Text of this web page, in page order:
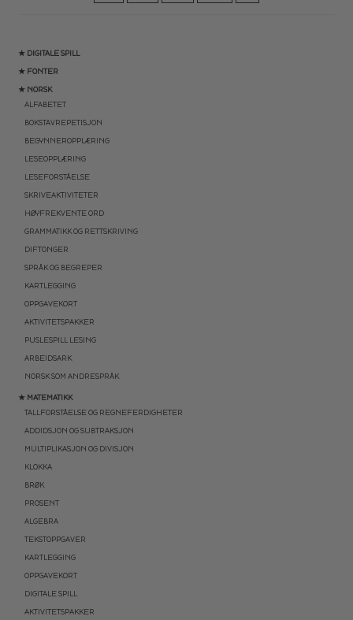
★ DIGITALE SPILL
★ FONTER
★ NORSK
ALFABETET
BOKSTAVREPETISJON
BEGYNNEROPPLÆRING
LESEOPPLÆRING
LESEFORSTÅELSE
SKRIVEAKTIVITETER
HØYFREKVENTE ORD
GRAMMATIKK OG RETTSKRIVING
DIFTONGER
SPRÅK OG BEGREPER
KARTLEGGING
OPPGAVEKORT
AKTIVITETSPAKKER
PUSLESPILL LESING
ARBEIDSARK
NORSK SOM ANDRESPRÅK
★ MATEMATIKK
TALLFORSTÅELSE OG REGNEFERDIGHETER
ADDIDSJON OG SUBTRAKSJON
MULTIPLIKASJON OG DIVISJON
KLOKKA
BRØK
PROSENT
ALGEBRA
TEKSTOPPGAVER
KARTLEGGING
OPPGAVEKORT
DIGITALE SPILL
AKTIVITETSPAKKER